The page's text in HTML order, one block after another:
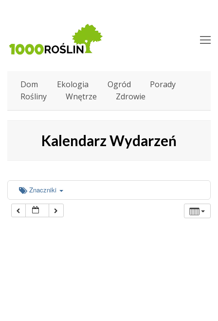
Dom Ekologia Ogród
Porady
Rośliny
Wnętrze Zdrowie
Kalendarz Wydarzeń
Znaczniki